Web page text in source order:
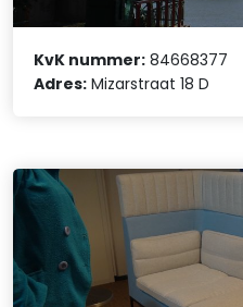
KvK nummer: 84668377
Adres: Mizarstraat 18 D